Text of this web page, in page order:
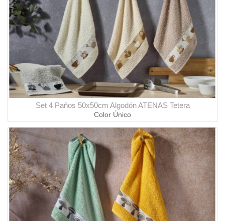
Set 4 Paños 50x50cm Algodón ATENAS Tetera
Color Único